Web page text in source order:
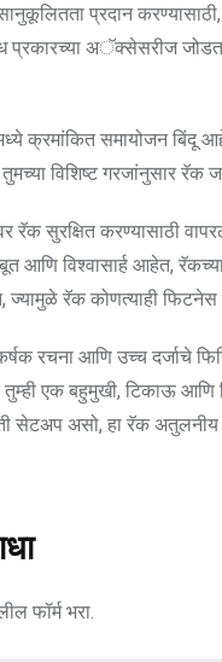
प्रदान
प्रकारच्या अॅक्सेसरीज जोडता
क्रमांकित समायोजन बिंदू
विशिष्ट गरजांनुसार
रॅक सुरक्षित करण्यासाठी
आणि विश्वासार्ह आहेत,
रॅक कोणत्याही फिटनेस
रचना आणि उच्च दर्जाचे
एक बहुमुखी, टिकाऊ आणि
सेटअप असो, हा रॅक अतुलनीय
फॉर्म भरा.